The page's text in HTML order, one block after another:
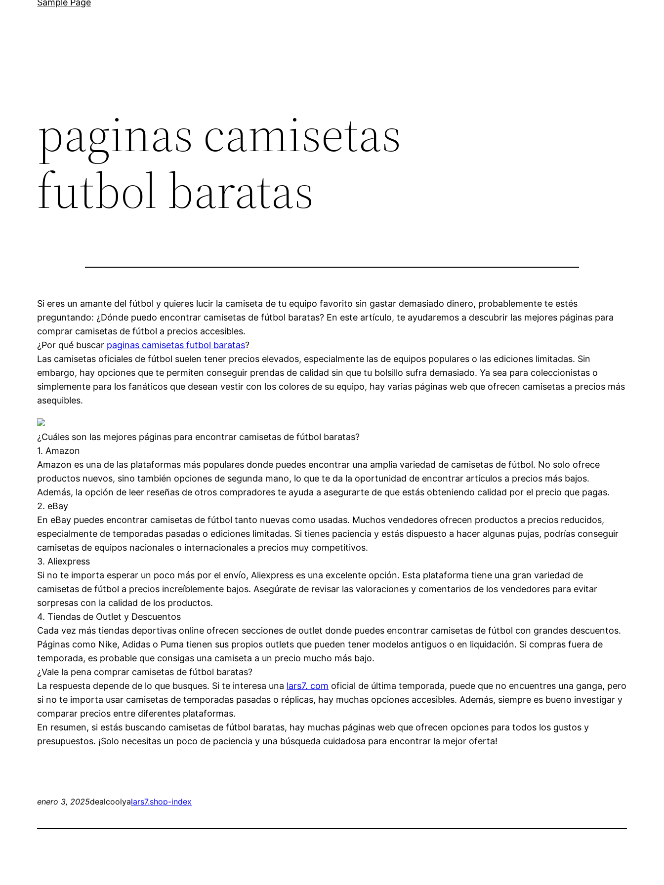
Sample Page
paginas camisetas
futbol baratas
Si eres un amante del fútbol y quieres lucir la camiseta de tu equipo favorito sin gastar demasiado dinero, probablemente te estés
preguntando: ¿Dónde puedo encontrar camisetas de fútbol baratas? En este artículo, te ayudaremos a descubrir las mejores páginas para
comprar camisetas de fútbol a precios accesibles.
¿Por qué buscar paginas camisetas futbol baratas?
Las camisetas oficiales de fútbol suelen tener precios elevados, especialmente las de equipos populares o las ediciones limitadas. Sin
embargo, hay opciones que te permiten conseguir prendas de calidad sin que tu bolsillo sufra demasiado. Ya sea para coleccionistas o
simplemente para los fanáticos que desean vestir con los colores de su equipo, hay varias páginas web que ofrecen camisetas a precios más
asequibles.
¿Cuáles son las mejores páginas para encontrar camisetas de fútbol baratas?
1. Amazon
Amazon es una de las plataformas más populares donde puedes encontrar una amplia variedad de camisetas de fútbol. No solo ofrece
productos nuevos, sino también opciones de segunda mano, lo que te da la oportunidad de encontrar artículos a precios más bajos.
Además, la opción de leer reseñas de otros compradores te ayuda a asegurarte de que estás obteniendo calidad por el precio que pagas.
2. eBay
En eBay puedes encontrar camisetas de fútbol tanto nuevas como usadas. Muchos vendedores ofrecen productos a precios reducidos,
especialmente de temporadas pasadas o ediciones limitadas. Si tienes paciencia y estás dispuesto a hacer algunas pujas, podrías conseguir
camisetas de equipos nacionales o internacionales a precios muy competitivos.
3. Aliexpress
Si no te importa esperar un poco más por el envío, Aliexpress es una excelente opción. Esta plataforma tiene una gran variedad de
camisetas de fútbol a precios increíblemente bajos. Asegúrate de revisar las valoraciones y comentarios de los vendedores para evitar
sorpresas con la calidad de los productos.
4. Tiendas de Outlet y Descuentos
Cada vez más tiendas deportivas online ofrecen secciones de outlet donde puedes encontrar camisetas de fútbol con grandes descuentos.
Páginas como Nike, Adidas o Puma tienen sus propios outlets que pueden tener modelos antiguos o en liquidación. Si compras fuera de
temporada, es probable que consigas una camiseta a un precio mucho más bajo.
¿Vale la pena comprar camisetas de fútbol baratas?
La respuesta depende de lo que busques. Si te interesa una lars7. com oficial de última temporada, puede que no encuentres una ganga, pero
si no te importa usar camisetas de temporadas pasadas o réplicas, hay muchas opciones accesibles. Además, siempre es bueno investigar y
comparar precios entre diferentes plataformas.
En resumen, si estás buscando camisetas de fútbol baratas, hay muchas páginas web que ofrecen opciones para todos los gustos y
presupuestos. ¡Solo necesitas un poco de paciencia y una búsqueda cuidadosa para encontrar la mejor oferta!
enero 3, 2025dealcoolyalars7.shop-index